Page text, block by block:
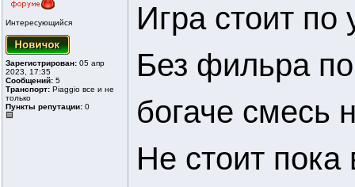
Интересующийся
Зарегистрирован: 05 апр
2023, 17:35
Сообщений: 5
Транспорт: Piaggio все и не
только
Пункты репутации: 0
Игра стоит
Без фильра
богаче смесь
Не стоит пока